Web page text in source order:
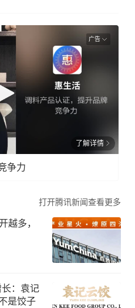
广告
了解详情
争力
打开腾讯新闻查看更多
越多，
：袁记
是饺子